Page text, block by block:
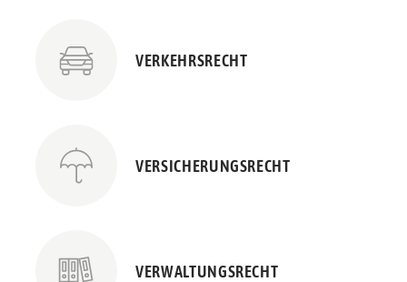
VERKEHRSRECHT
VERSICHERUNGSRECHT
VERWALTUNGSRECHT